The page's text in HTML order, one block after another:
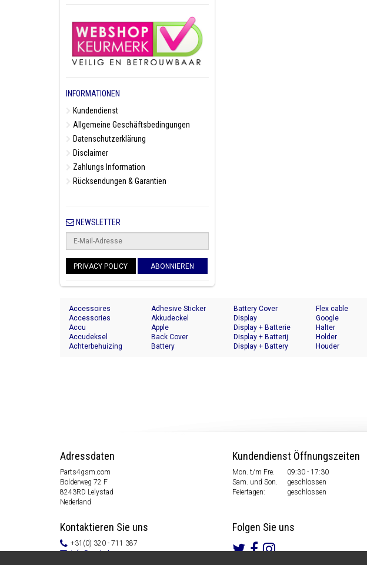
INFORMATIONEN
Kundendienst
Allgemeine Geschäftsbedingungen
Datenschutzerklärung
Disclaimer
Zahlungs Information
Rücksendungen & Garantien
NEWSLETTER
PRIVACY POLICY ABONNIEREN
Accessoires
Accessories
Accu
Accudeksel
Achterbehuizing
Adhesive Sticker
Akkudeckel
Apple
Back Cover
Battery
Battery Cover
Display
Display + Batterie
Display + Batterij
Display + Battery
Flex cable
Google
Halter
Holder
Houder
Adressdaten
Parts4gsm.com
Bolderweg 72 F
8243RD Lelystad
Nederland
Kontaktieren Sie uns
+31(0) 320 - 711 387
info@parts4gsm.com
Kundendienst Öffnungszeiten
Mon. t/m Fre.
09:30 - 17:30
Sam. und Son.
geschlossen
Feiertagen:
geschlossen
Folgen Sie uns